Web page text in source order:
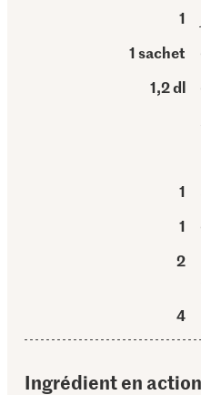
1
1 sachet
1,2 dl
1
1
2
4
Ingrédient en action